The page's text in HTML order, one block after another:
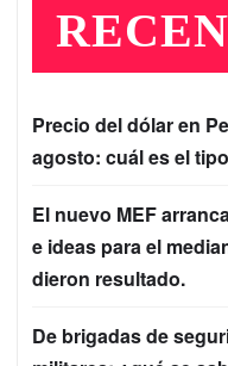
Precio del dólar en
agosto: cuál es el
El nuevo MEF
e ideas para el
dieron resultado.
De brigadas de